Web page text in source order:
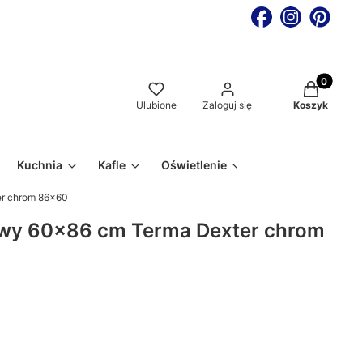
Ulubione Zaloguj się Koszyk
Kuchnia Kafle Oświetlenie
chrom 86x60
60x86 cm Terma Dexter chrom